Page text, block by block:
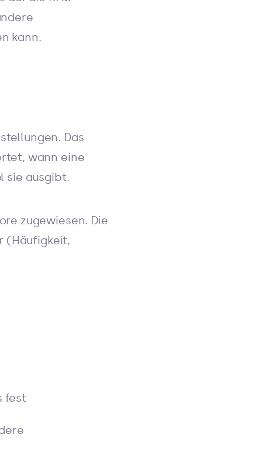
kann.
Das
wann eine
sie ausgibt.
zugewiesen. Die
(Häufigkeit,
fest